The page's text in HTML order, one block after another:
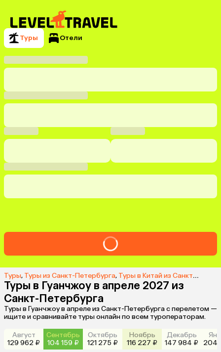
Туры Отели
Туры, Туры из Санкт-Петербурга, Туры в Китай из Санкт-Петербурга
Туры в Гуанчжоу в апреле 2027 из
Санкт-Петербурга
Туры в Гуанчжоу в апреле из Санкт-Петербурга с перелетом —
ищите и сравнивайте туры онлайн по всем туроператорам.
Август
129 962 ₽
Сентябрь
104 159 ₽
Октябрь
121 275 ₽
Ноябрь
116 227 ₽
Декабрь
147 984 ₽
204